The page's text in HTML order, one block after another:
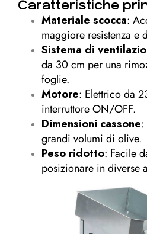
Caratteristiche
Materiale scocca:
maggiore resistenza e
Sistema di
da 30 cm per una
foglie.
Motore: Elettrico da
interruttore ON/OFF.
Dimensioni cassone:
grandi volumi di olive.
Peso ridotto: Facile
posizionare in diverse